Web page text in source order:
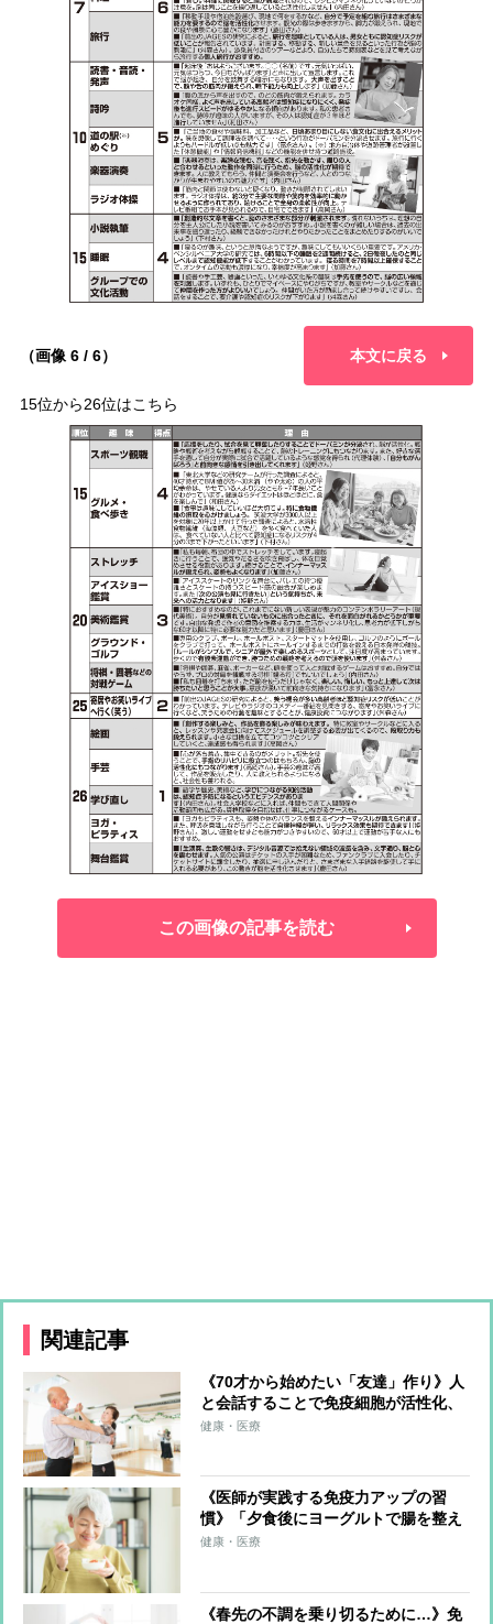
（画像 6 / 6） 本文に戻る
15位から26位はこちら
この画像の記事を読む
関連記事
《70才から始めたい「友達」作り》人
と会話することで免疫細胞が活性化、
がん予防にも期待 友達探しの場は
健康・医療
《医師が実践する免疫力アップの習
慣》「夕食後にヨーグルトで腸を整え
る」「全身浴とストレッチで温活」…
健康・医療
《春先の不調を乗り切るために…》免